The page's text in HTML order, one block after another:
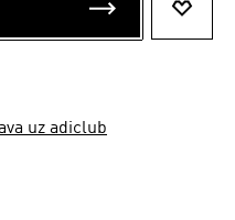
uz adiclub